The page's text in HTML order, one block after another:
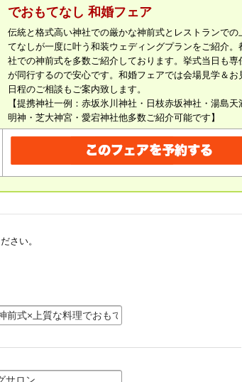
でおもてなし 和婚フェア
伝統と格式高い神社での厳かな神前式とレストランでの
てなしが一度に叶う和装ウェディングプランをご紹介。
社での神前式を多数ご紹介しております。挙式当日も専
が同行するので安心です。和婚フェアでは会場見学＆お
日程のご相談もご案内致します。
【提携神社一例：赤坂氷川神社・日枝赤坂神社・湯島天
明神・芝大神宮・愛宕神社他多数ご紹介可能です】